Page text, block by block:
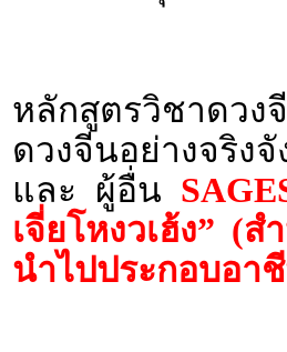
หลักสูตรวิชาดวง
ดวงจีนอย่างจริง
และ ผู้อื่น
เจี่ยโหงวเฮ้ง” (
นำไปประกอบอา